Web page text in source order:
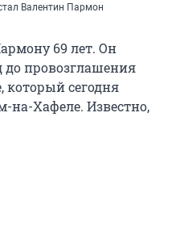
Валентин Пармон
69 лет. Он
до провозглашения
который сегодня
на-Хафеле. Известно,